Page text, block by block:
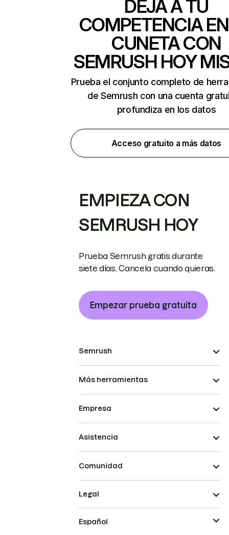
DEJA A TU
COMPETENCIA
CUNETA CON
SEMRUSH HOY
Prueba el conjunto completo de
de Semrush con una cuenta
profundiza en los datos
Acceso gratuito a más datos
EMPIEZA CON
SEMRUSH HOY
Prueba Semrush gratis durante
siete días. Cancela cuando quieras.
Empezar prueba gratuita
Semrush
Más herramientas
Empresa
Asistencia
Comunidad
Legal
Español